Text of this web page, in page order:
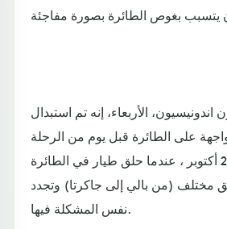
الأربعاء، إنه تم استبدال
على الطائرة قبل يوم من الرحلة
المنكوبة، في 28 أكتوبر ، عندما حلق طيار في الطائرة
مختلف (من بالي إلى جاكرتا) وتجدد
نفس المشكلة فيها.